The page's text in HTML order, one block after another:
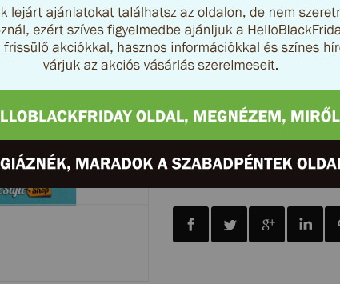
Címkék: cipő férfi cipő